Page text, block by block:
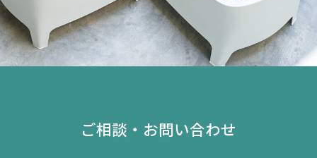
ご相談・お問い合わせ